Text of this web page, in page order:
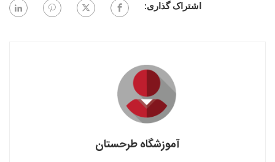
اشتراک گذاری:
آموزشگاه طرحستان